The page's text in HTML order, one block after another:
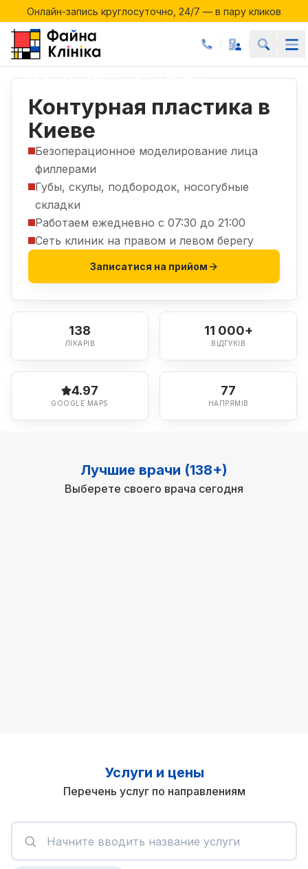
Онлайн-запись круглосуточно, 24/7 — в пару кликов
Онлайн-запись круглосуточно, 24/7 — в пару кликов
Услуги|Косметолог |Контурна пластика
Контурная пластика в
Киеве
Безоперационное моделирование лица
филлерами
Губы, скулы, подбородок, носогубные
складки
Работаем ежедневно с 07:30 до 21:00
Сеть клиник на правом и левом берегу
Записатися на прийом
138
ЛІКАРІВ
11 000+
ВІДГУКІВ
4.97
GOOGLE MAPS
77
НАПРЯМІВ
Лучшие врачи (138+)
Выберете своего врача сегодня
Услуги и цены
Перечень услуг по направлениям